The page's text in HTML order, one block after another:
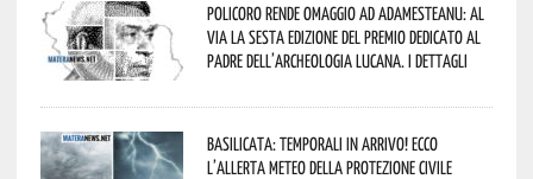
Policoro rende omaggio ad Adamesteanu: al
via la sesta edizione del Premio dedicato al
padre dell’archeologia lucana. I dettagli
Basilicata: temporali in arrivo! Ecco
l’allerta meteo della Protezione civile